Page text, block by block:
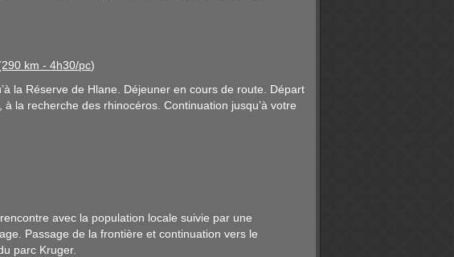
km - 4h30/pc)
la Réserve de Hlane. Déjeuner en cours de route. Départ
la recherche des rhinocéros. Continuation jusqu’à votre
avec la population locale suivie par une
Passage de la frontière et continuation vers le
parc Kruger.